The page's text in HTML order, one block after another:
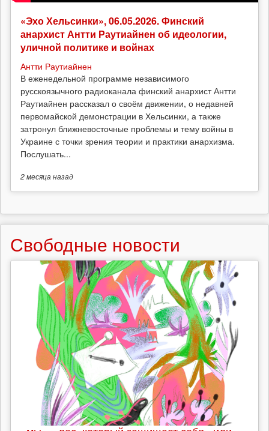
«Эхо Хельсинки», 06.05.2026. Финский
анархист Антти Раутиайнен об идеологии,
уличной политике и войнах
Антти Раутиайнен
В еженедельной программе независимого
русскоязычного радиоканала финский анархист Антти
Раутиайнен рассказал о своём движении, о недавней
первомайской демонстрации в Хельсинки, а также
затронул ближневосточные проблемы и тему войны в
Украине с точки зрения теории и практики анархизма.
Послушать...
2 месяцаназад
Свободные новости